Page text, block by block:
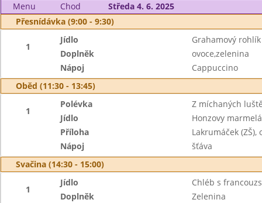
Menu
Chod
Středa 4. 6. 2025
Přesnídávka (9:00 - 9:30)
1
Jídlo
Grahamový
Doplněk
ovoce,zelenina
Nápoj
Cappuccino
Oběd (11:30 - 13:45)
1
Polévka
Z míchaných
Jídlo
Honzovy
Příloha
Lakrumáček (ZŠ),
Nápoj
šťáva
Svačina (14:30 - 15:00)
1
Jídlo
Chléb s
Doplněk
Zelenina